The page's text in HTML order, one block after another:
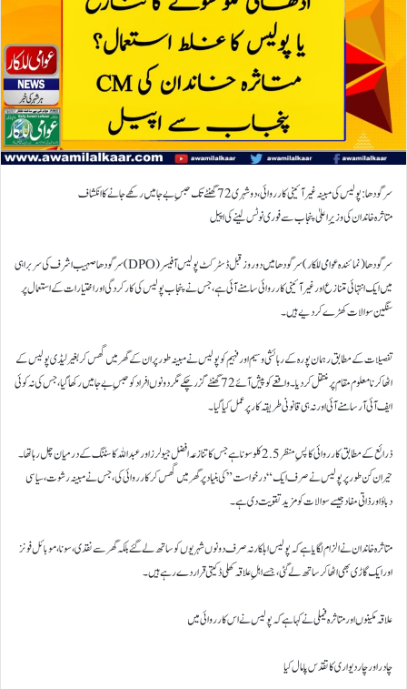
سرگودھا: پولیس کی مبینہ غیرآئینی کارروائی، دو شہری 72 گھنٹے تک حبسِ بےجا میں رکھے جانے کا انکشاف
متاثرہ خاندان کی وزیرِاعلیٰ پنجاب سے فوری نوٹس لینے کی اپیل
سرگودھا (نمائندہ عوامی للکار) سرگودھا میں دو روز قبل ڈسٹرکٹ پولیس آفیسر (DPO) سرگودھا صہیب اشرف کی سربراہی
میں ایک انتہائی متنازع اور غیرآئینی کارروائی سامنے آئی ہے، جس نے پنجاب پولیس کی کارکردگی اور اختیارات کے استعمال پر
سنگین سوالات کھڑے کر دیے ہیں۔
تفصیلات کے مطابق رہمان پورہ کے رہائشی وسیم اور فہیم کو پولیس نے مبینہ طور پر ان کے گھر میں گھس کر بغیر لیڈی پولیس کے
اٹھا کر نامعلوم مقام پر منتقل کر دیا۔ واقعے کو پیش آئے 72 گھنٹے گزر چکے مگر دونوں افراد کو حبسِ بےجا میں رکھا گیا، جس کی نہ کوئی
ایف آئی آر سامنے آئی اور نہ ہی قانونی طریقہ کار پر عمل کیا گیا۔
ذرائع کے مطابق کارروائی کا پسِ منظر 2.5 کلو سونا ہے جس کا تنازعہ افضل جیولرز اور عبداللہ کاسٹنگ کے درمیان چل رہا تھا۔
حیران کن طور پر پولیس نے صرف ایک “درخواست” کی بنیاد پر گھر میں گھس کر کارروائی کی، جس نے مبینہ رشوت، سیاسی
دباؤ اور ذاتی مفاد جیسے سوالات کو مزید تقویت دی ہے۔
متاثرہ خاندان نے الزام لگایا ہے کہ پولیس اہلکار نہ صرف دونوں شہریوں کو ساتھ لے گئے بلکہ گھر سے نقدی، سونا، موبائل فونز
اور ایک گاڑی بھی اٹھا کر ساتھ لے گئی، جسے اہلِ علاقہ کھلی ڈکیتی قرار دے رہے ہیں۔
علاقہ مکینوں اور متاثرہ فیملی نے کہا ہے کہ پولیس نے اس کارروائی میں
چادر اور چاردیواری کا تقدس پامال کیا